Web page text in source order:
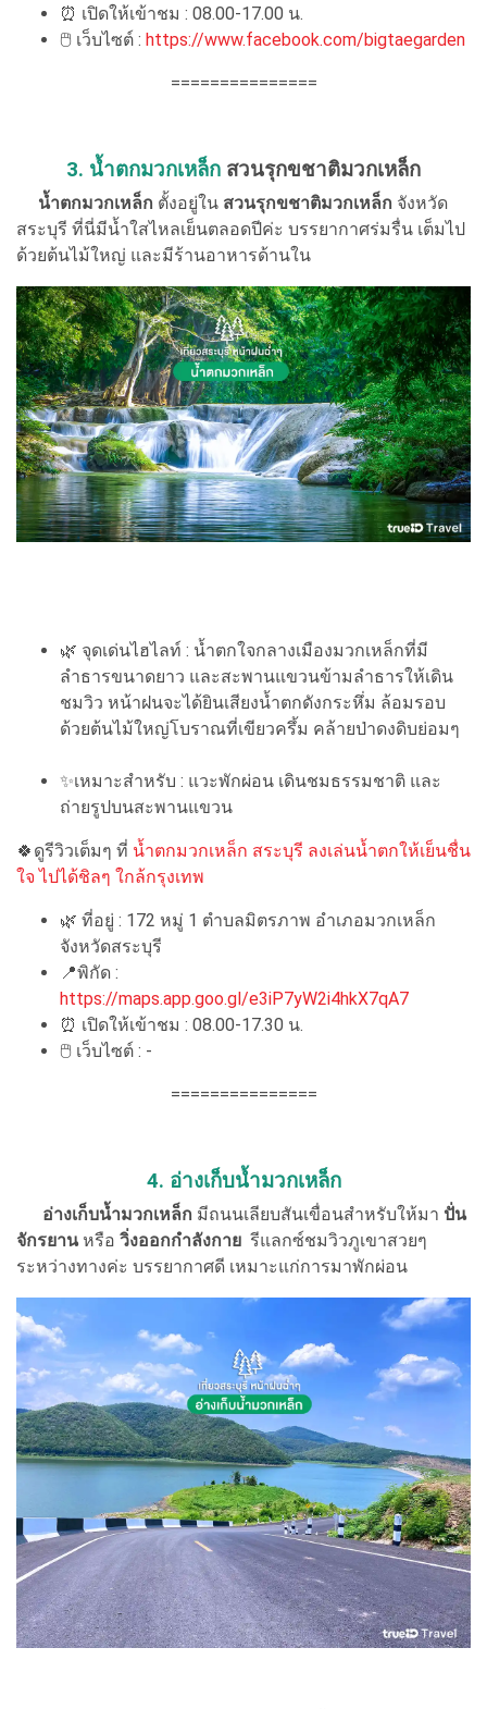
⏰ เปิดให้เข้าชม : 08.00-17.00 น.
🖱 เว็บไซต์ : https://www.facebook.com/bigtaegarden
===============
3. น้ำตกมวกเหล็ก สวนรุกขชาติมวกเหล็ก
น้ำตกมวกเหล็ก ตั้งอยู่ใน สวนรุกขชาติมวกเหล็ก จังหวัด
สระบุรี ที่นี่มีน้ำใสไหลเย็นตลอดปีค่ะ บรรยากาศร่มรื่น เต็มไป
ด้วยต้นไม้ใหญ่ และมีร้านอาหารด้านใน
🌿 จุดเด่นไฮไลท์ : น้ำตกใจกลางเมืองมวกเหล็กที่มี
ลำธารขนาดยาว และสะพานแขวนข้ามลำธารให้เดิน
ชมวิว หน้าฝนจะได้ยินเสียงน้ำตกดังกระหึ่ม ล้อมรอบ
ด้วยต้นไม้ใหญ่โบราณที่เขียวครึ้ม คล้ายป่าดงดิบย่อมๆ
✨เหมาะสำหรับ : แวะพักผ่อน เดินชมธรรมชาติ และ
ถ่ายรูปบนสะพานแขวน
🍀ดูรีวิวเต็มๆ ที่ น้ำตกมวกเหล็ก สระบุรี ลงเล่นน้ำตกให้เย็นชื่น
ใจ ไปได้ชิลๆ ใกล้กรุงเทพ
🌿 ที่อยู่ : 172 หมู่ 1 ตำบลมิตรภาพ อำเภอมวกเหล็ก
จังหวัดสระบุรี
📍พิกัด :
https://maps.app.goo.gl/e3iP7yW2i4hkX7qA7
⏰ เปิดให้เข้าชม : 08.00-17.30 น.
🖱 เว็บไซต์ : -
===============
4. อ่างเก็บน้ำมวกเหล็ก
อ่างเก็บน้ำมวกเหล็ก มีถนนเลียบสันเขื่อนสำหรับให้มา ปั่น
จักรยานหรือ วิ่งออกกำลังกาย รีแลกซ์ชมวิวภูเขาสวยๆ
ระหว่างทางค่ะ บรรยากาศดี เหมาะแก่การมาพักผ่อน